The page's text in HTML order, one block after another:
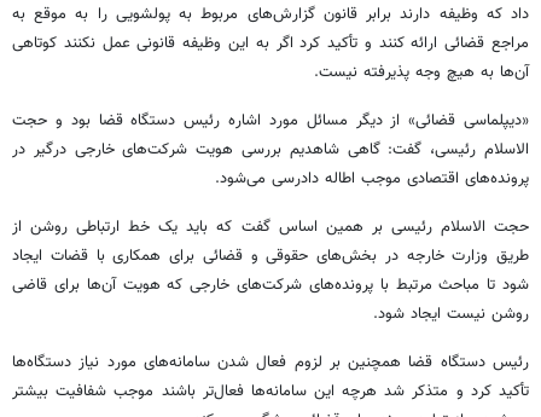
داد که وظیفه دارند برابر قانون گزارش‌های مربوط به پولشویی را به موقع به
مراجع قضائی ارائه کنند و تأکید کرد اگر به این وظیفه قانونی عمل نکنند کوتاهی
آن‌ها به هیچ وجه پذیرفته نیست.
«دیپلماسی قضائی» از دیگر مسائل مورد اشاره رئیس دستگاه قضا بود و حجت
الاسلام رئیسی، گفت: گاهی شاهدیم بررسی هویت شرکت‌های خارجی درگیر در
پرونده‌های اقتصادی موجب اطاله دادرسی می‌شود.
حجت الاسلام رئیسی بر همین اساس گفت که باید یک خط ارتباطی روشن از
طریق وزارت خارجه در بخش‌های حقوقی و قضائی برای همکاری با قضات ایجاد
شود تا مباحث مرتبط با پرونده‌های شرکت‌های خارجی که هویت آن‌ها برای قاضی
روشن نیست ایجاد شود.
رئیس دستگاه قضا همچنین بر لزوم فعال شدن سامانه‌های مورد نیاز دستگاه‌ها
تأکید کرد و متذکر شد هرچه این سامانه‌ها فعال‌تر باشند موجب شفافیت بیشتر